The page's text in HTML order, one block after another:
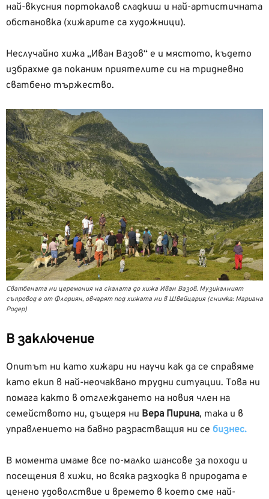
най-вкусния портокалов сладкиш и най-артистичната
обстановка (хижарите са художници).
Неслучайно хижа „Иван Вазов“ е и мястото, където
избрахме да поканим приятелите си на тридневно
сватбено тържество.
Сватбената ни церемония на скалата до хижа Иван Вазов. Музикалният
съпровод е от Флориян, овчарят под хижата ни в Швейцария (снимка: Мариана
Родер)
В заключение
Опитът ни като хижари ни научи как да се справяме
като екип в най-неочаквано трудни ситуации. Това ни
помага както в отглеждането на новия член на
семейството ни, дъщеря ни Вера Пирина, така и в
управлението на бавно разрастващия ни се бизнес.
В момента имаме все по-малко шансове за походи и
посещения в хижи, но всяка разходка в природата е
ценено удоволствие и времето в което сме най-